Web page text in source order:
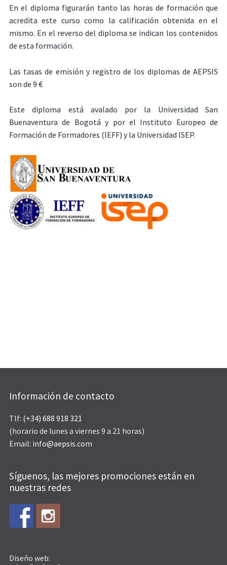
En el diploma figurarán tanto las horas de formación que
acredita este curso como la calificación obtenida en el
mismo. En el reverso del diploma se indican los contenidos
de esta formación.
Las tasas de emisión y registro de los diplomas de AEPSIS
son de 9 €
Este diploma está avalado por la Universidad San
Buenaventura de Bogotá y por el Instituto Europeo de
Formación de Formadores (IEFF) y la Universidad ISEP.
Información de contacto
Tlf: (+34) 688 918 321
(horario de lunes a viernes 9 a 21 horas)
Email: info@aepsis.com
Síguenos, las mejores promociones están en
nuestras redes
Diseño web: